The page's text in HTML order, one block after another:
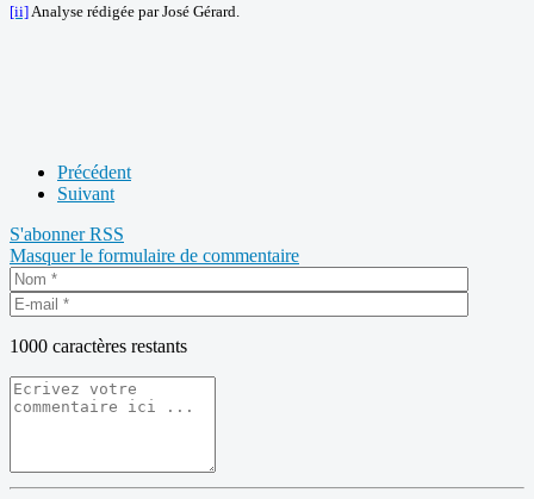
[ii] Analyse rédigée par José Gérard.
Précédent
Suivant
S'abonnerRSS
Masquer le formulaire de commentaire
1000 caractères restants